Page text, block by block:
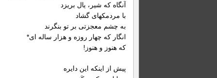
آنگاه که شیر، یال بریزد
با مردمکهای گشاد
به چشم معجزتی بر تو بنگرند
انگار که چهار روزه و هزار ساله ای*
که هنوز و هنوز!
پیش از اینکه این دایره